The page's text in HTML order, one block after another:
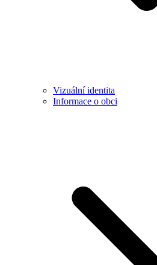
Vizuální identita
Informace o obci